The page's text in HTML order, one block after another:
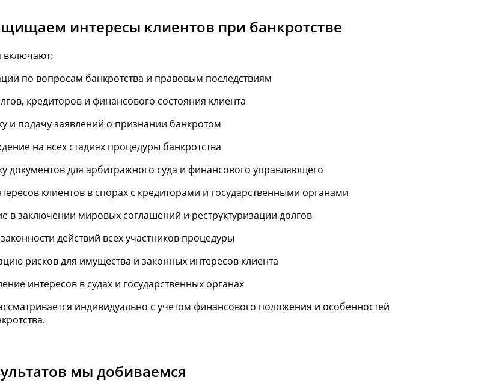
интересы клиентов при банкротстве
включают:
по вопросам банкротства и правовым последствиям
кредиторов и финансового состояния клиента
и подачу заявлений о признании банкротом
на всех стадиях процедуры банкротства
документов для арбитражного суда и финансового управляющего
клиентов в спорах с кредиторами и государственными органами
в заключении мировых соглашений и реструктуризации долгов
действий всех участников процедуры
рисков для имущества и законных интересов клиента
интересов в судах и государственных органах
индивидуально с учетом финансового положения и особенностей
мы добиваемся